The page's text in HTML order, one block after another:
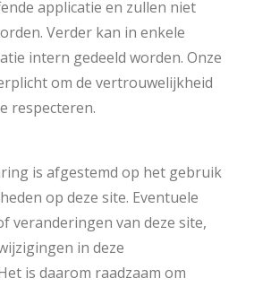
applicatie en zullen niet
Verder kan in enkele
intern gedeeld worden. Onze
om de vertrouwelijkheid
respecteren.
is afgestemd op het gebruik
op deze site. Eventuele
veranderingen van deze site,
in deze
is daarom raadzaam om